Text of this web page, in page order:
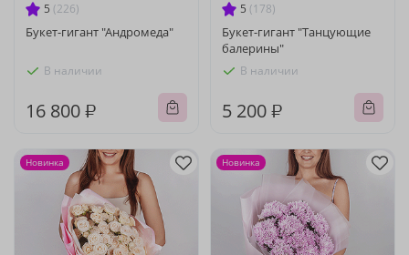
5 (226)
Букет-гигант "Андромеда"
В наличии
16 800 ₽
5 (178)
Букет-гигант "Танцующие
балерины"
В наличии
5 200 ₽
Новинка Новинка